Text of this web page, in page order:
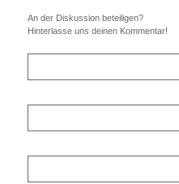
An der Diskussion beteiligen?
Hinterlasse uns deinen Kommentar!